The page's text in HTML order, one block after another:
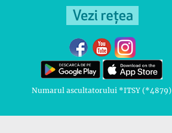
Numarul ascultatorului *ITSY (*4879)